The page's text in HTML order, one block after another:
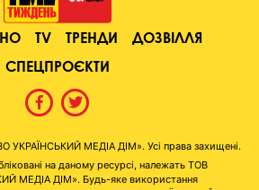
TV ТРЕНДИ
ДОЗВІЛЛЯ
СПЕЦПРОЄКТИ
МЕДІА ДІМ». Усі права захищені.
на даному ресурсі, належать ТОВ
МЕДІА ДІМ». Будь-яке використання